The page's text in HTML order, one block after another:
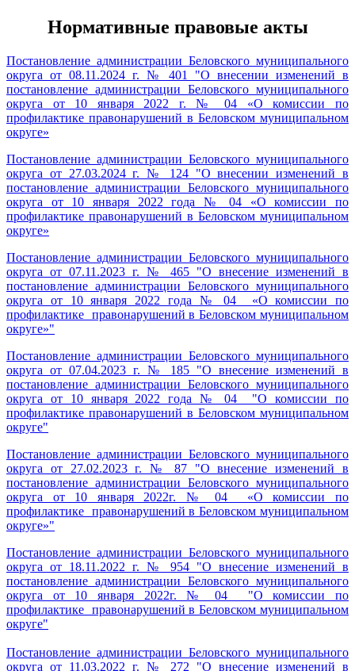
Нормативные правовые акты
Постановление администрации Беловского муниципального
округа от 08.11.2024 г. № 401 "О внесении изменений в
постановление администрации Беловского муниципального
округа от 10 января 2022 г. № 04 «О комиссии по
профилактике правонарушений в Беловском муниципальном
округе»
Постановление администрации Беловского муниципального
округа от 27.03.2024 г. № 124 "О внесении изменений в
постановление администрации Беловского муниципального
округа от 10 января 2022 года № 04 «О комиссии по
профилактике правонарушений в Беловском муниципальном
округе»
Постановление администрации Беловского муниципального
округа от 07.11.2023 г. № 465 "О внесение изменений в
постановление администрации Беловского муниципального
округа от 10 января 2022 года № 04 «О комиссии по
профилактике правонарушений в Беловском муниципальном
округе»"
Постановление администрации Беловского муниципального
округа от 07.04.2023 г. № 185 "О внесение изменений в
постановление администрации Беловского муниципального
округа от 10 января 2022 года № 04 "О комиссии по
профилактике правонарушений в Беловском муниципальном
округе"
Постановление администрации Беловского муниципального
округа от 27.02.2023 г. № 87 "О внесение изменений в
постановление администрации Беловского муниципального
округа от 10 января 2022г. № 04 «О комиссии по
профилактике правонарушений в Беловском муниципальном
округе»"
Постановление администрации Беловского муниципального
округа от 18.11.2022 г. № 954 "О внесение изменений в
постановление администрации Беловского муниципального
округа от 10 января 2022г. № 04 "О комиссии по
профилактике правонарушений в Беловском муниципальном
округе"
Постановление администрации Беловского муниципального
округа от 11.03.2022 г. № 272 "О внесение изменений в